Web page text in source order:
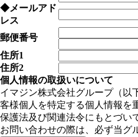
◆メールアド
レス
郵便番号
住所1
住所2
個人情報の取扱いについて
イマジン株式会社グループ（以
客様個人を特定する個人情報を
保護法及び関連法令にもとづい
お問い合わせの際は、必ず当グ